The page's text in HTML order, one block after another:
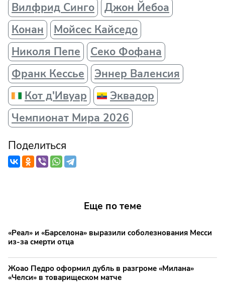
Вилфрид Синго
Джон Йебоа
Конан
Мойсес Кайседо
Николя Пепе
Секо Фофана
Франк Кессье
Эннер Валенсия
Кот д'Ивуар
Эквадор
Чемпионат Мира 2026
Поделиться
Еще по теме
«Реал» и «Барселона» выразили соболезнования Месси
из-за смерти отца
Жоао Педро оформил дубль в разгроме «Милана»
«Челси» в товарищеском матче